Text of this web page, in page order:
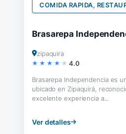
COMIDA RAPIDA,
Brasarepa
zipaquira
4.0
Brasarepa Independencia es
ubicado en Zipaquirá,
excelente experiencia a...
Ver detalles